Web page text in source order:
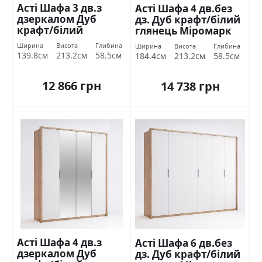
Асті Шафа 3 дв.з
дзеркалом Дуб
крафт/білий
глянець Міромарк
Ширина
139.8см
Висота
213.2см
Глибина
58.5см
12 866 грн
Асті Шафа 4 дв.без
дз. Дуб крафт/білий
глянець Міромарк
Ширина
184.4см
Висота
213.2см
Глибина
58.5см
14 738 грн
Асті Шафа 4 дв.з
дзеркалом Дуб
Асті Шафа 6 дв.без
дз. Дуб крафт/білий